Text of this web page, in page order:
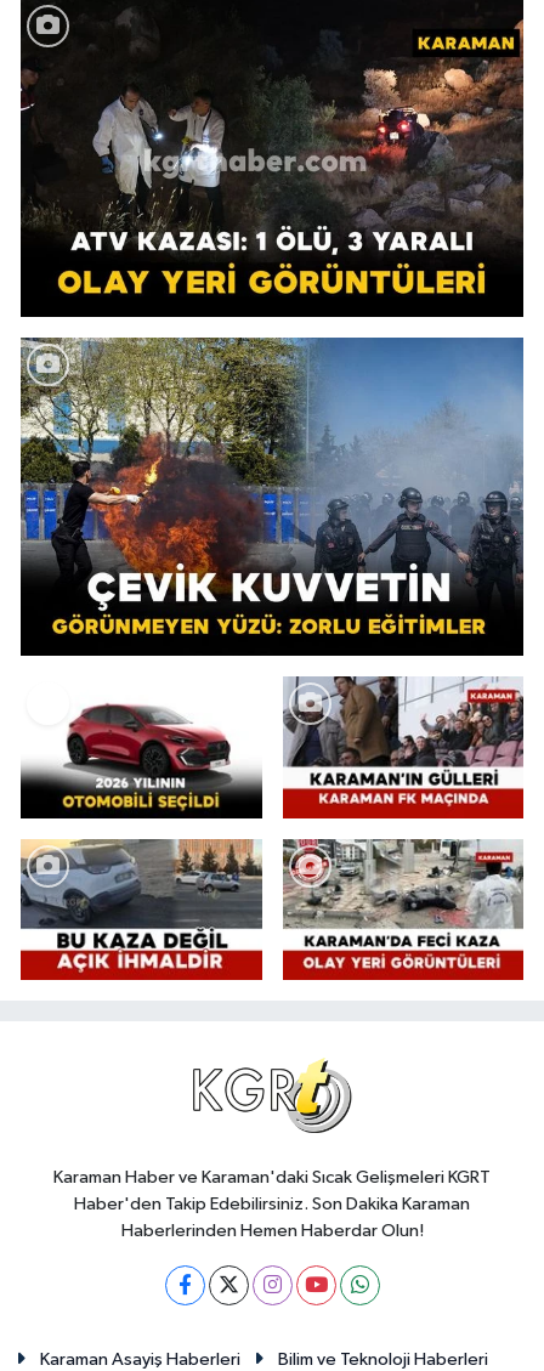
Karaman Haber ve Karaman'daki Sıcak Gelişmeleri KGRT
Haber'den Takip Edebilirsiniz. Son Dakika Karaman
Haberlerinden Hemen Haberdar Olun!
Karaman Asayiş Haberleri Bilim ve Teknoloji Haberleri